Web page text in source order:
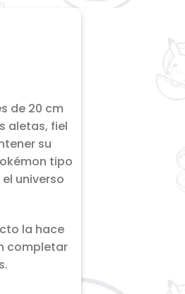
de 20 cm
aletas, fiel
su
tipo
universo
la hace
completar